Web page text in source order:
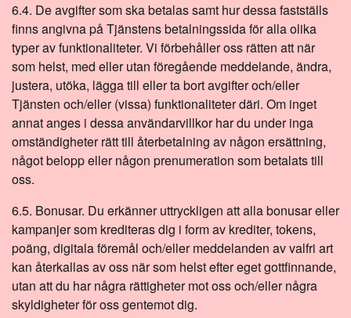
6.4. De avgifter som ska betalas samt hur dessa fastställs
finns angivna på Tjänstens betalningssida för alla olika
typer av funktionaliteter. Vi förbehåller oss rätten att när
som helst, med eller utan föregående meddelande, ändra,
justera, utöka, lägga till eller ta bort avgifter och/eller
Tjänsten och/eller (vissa) funktionaliteter däri. Om inget
annat anges i dessa användarvillkor har du under inga
omständigheter rätt till återbetalning av någon ersättning,
något belopp eller någon prenumeration som betalats till
oss.
6.5. Bonusar. Du erkänner uttryckligen att alla bonusar eller
kampanjer som krediteras dig i form av krediter, tokens,
poäng, digitala föremål och/eller meddelanden av valfri art
kan återkallas av oss när som helst efter eget gottfinnande,
utan att du har några rättigheter mot oss och/eller några
skyldigheter för oss gentemot dig.